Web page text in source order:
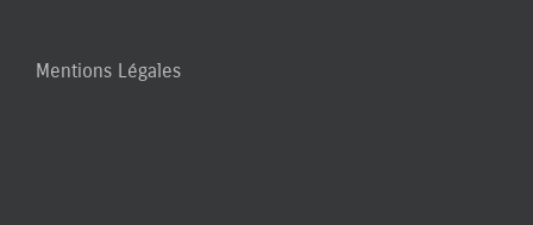
Mentions Légales